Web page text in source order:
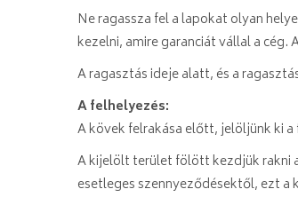
Ne ragassza fel a lapokat olyan
kezelni, amire garanciát vállal a
A ragasztás ideje alatt, és a
A felhelyezés:
A kövek felrakása előtt, jelöljünk ki
A kijelölt terület fölött kezdjük rakni
esetleges szennyeződésektől, ezt